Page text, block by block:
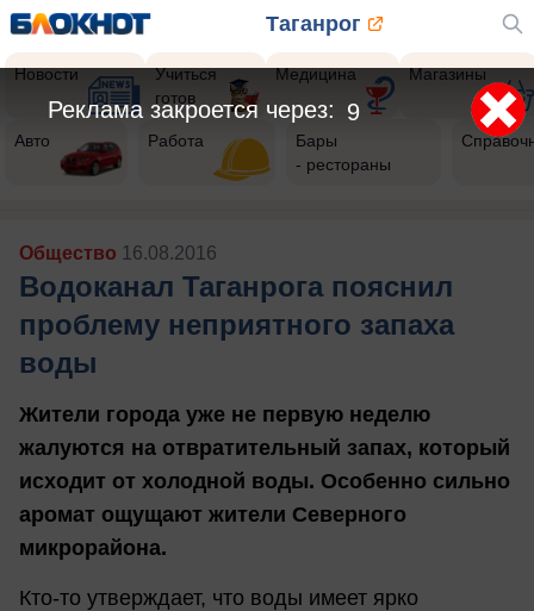
Таганрог
Новости
Учиться
готов
Медицина Магазины
Авто Работа
Бары
- рестораны
Общество 16.08.2016
Водоканал Таганрога пояснил
проблему неприятного запаха
воды
Жители города уже не первую неделю
жалуются на отвратительный запах, который
исходит от холодной воды. Особенно сильно
аромат ощущают жители Северного
микрорайона.
Кто-то утверждает, что воды имеет ярко
6
Реклама закроется через: